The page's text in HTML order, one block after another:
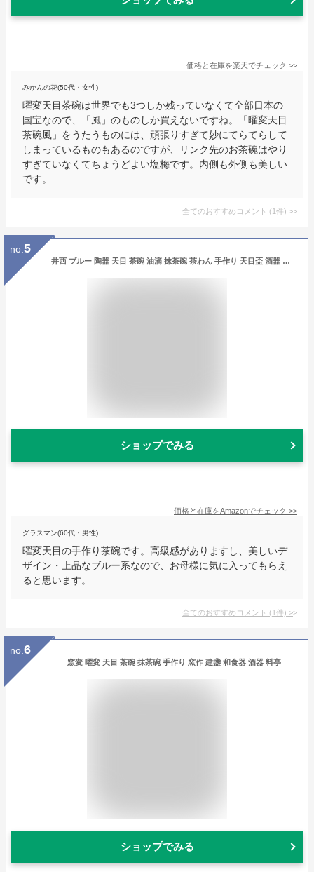
価格と在庫を楽天でチェック >>
みかんの花(50代・女性)
曜変天目茶碗は世界でも3つしか残っていなくて全部日本の
国宝なので、「風」のものしか買えないですね。「曜変天目
茶碗風」をうたうものには、頑張りすぎて妙にてらてらして
しまっているものもあるのですが、リンク先のお茶碗はやり
すぎていなくてちょうどよい塩梅です。内側も外側も美しい
です。
全てのおすすめコメント (1件) >
no. 5
井西 ブルー 陶器 天目 茶碗 油滴 抹茶碗 茶わん 手作り 天目盃 酒器 料亭
ショップでみる
価格と在庫をAmazonでチェック >>
グラスマン(60代・男性)
曜変天目の手作り茶碗です。高級感がありますし、美しいデ
ザイン・上品なブルー系なので、お母様に気に入ってもらえ
ると思います。
全てのおすすめコメント (1件) >
no. 6
窯変 曜変 天目 茶碗 抹茶碗 手作り 窯作 建盞 和食器 酒器 料亭
ショップでみる